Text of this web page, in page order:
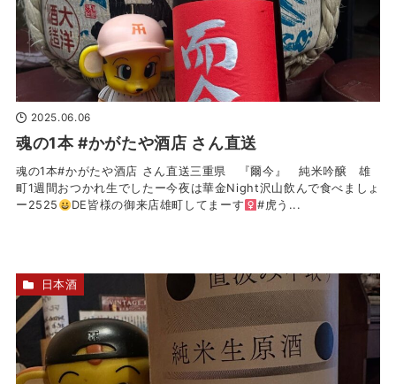
2025.06.06
魂の1本 #かがたや酒店 さん直送
魂の1本#かがたや酒店 さん直送三重県 『爾今』 純米吟醸 雄
町1週間おつかれ生でしたー今夜は華金Night沢山飲んで食べましょ
ー2525
DE皆様の御来店雄町してまーす‍ #虎う...
日本酒